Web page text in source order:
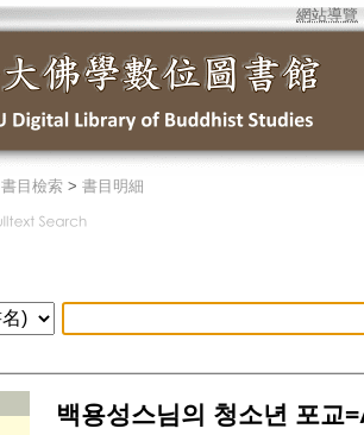
網站導覽
書目檢索 > 書目明細
백용성스님의 청소년 포